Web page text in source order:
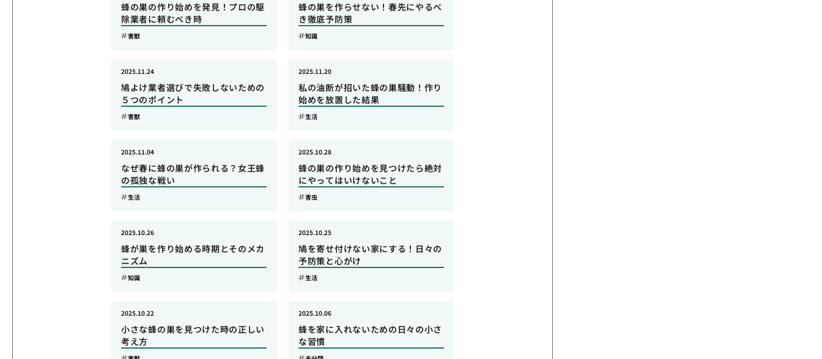
蜂の巣の作り始めを発見！プロの駆
除業者に頼むべき時
害獣
蜂の巣を作らせない！春先にやるべ
き徹底予防策
知識
鳩よけ業者選びで失敗しないための
５つのポイント
2025.11.24
害獣
私の油断が招いた蜂の巣騒動！作り
始めを放置した結果
2025.11.20
生活
なぜ春に蜂の巣が作られる？女王蜂
の孤独な戦い
2025.11.04
生活
蜂の巣の作り始めを見つけたら絶対
にやってはいけないこと
2025.10.28
害虫
蜂が巣を作り始める時期とそのメカ
ニズム
2025.10.26
知識
鳩を寄せ付けない家にする！日々の
予防策と心がけ
2025.10.25
生活
小さな蜂の巣を見つけた時の正しい
考え方
2025.10.22
蜂を家に入れないための日々の小さ
な習慣
2025.10.06